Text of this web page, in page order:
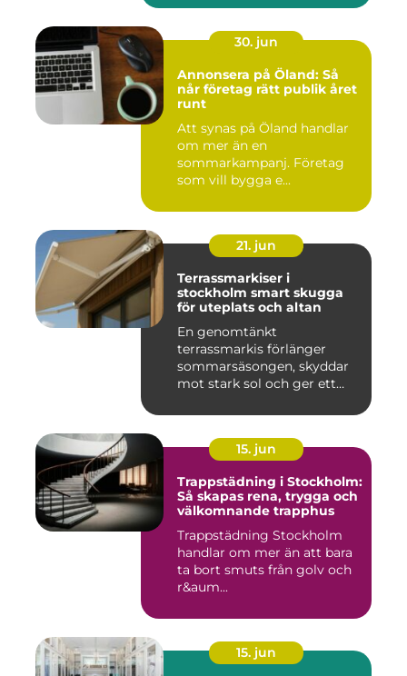
30. jun
Annonsera på Öland: Så
når företag rätt publik året
runt
Att synas på Öland handlar
om mer än en
sommarkampanj. Företag
som vill bygga e...
21. jun
Terrassmarkiser i
stockholm smart skugga
för uteplats och altan
En genomtänkt
terrassmarkis förlänger
sommarsäsongen, skyddar
mot stark sol och ger ett
15. jun
Trappstädning i Stockholm:
Så skapas rena, trygga och
välkomnande trapphus
Trappstädning Stockholm
handlar om mer än att bara
ta bort smuts från golv och
r&aum...
15. jun